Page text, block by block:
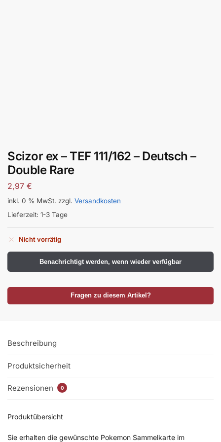
Scizor ex – TEF 111/162 – Deutsch –
Double Rare
2,97 €
inkl. 0 % MwSt. zzgl. Versandkosten
Lieferzeit: 1-3 Tage
Nicht vorrätig
Benachrichtigt werden, wenn wieder verfügbar
Fragen zu diesem Artikel?
Beschreibung
Produktsicherheit
Rezensionen 0
Produktübersicht
Sie erhalten die gewünschte Pokemon Sammelkarte im